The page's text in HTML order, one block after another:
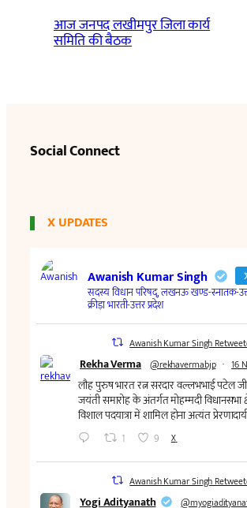
आज जनपद लखीमपुर जिला कार्य
समिति की बैठक
Social Connect
X UPDATES